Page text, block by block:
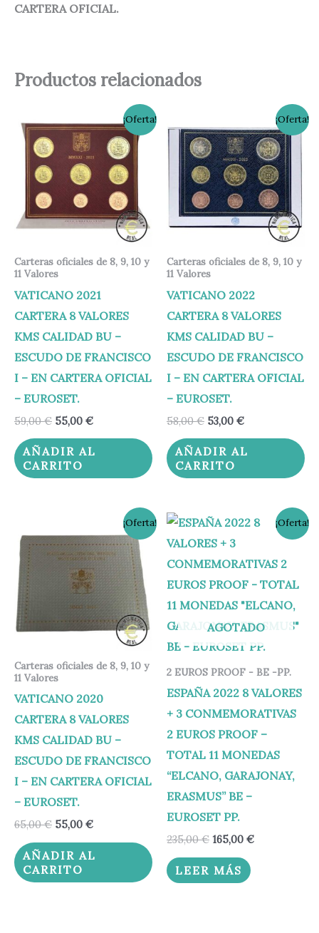
CARTERA OFICIAL.
Productos relacionados
¡Oferta!
Carteras oficiales de 8, 9, 10 y
11 Valores
VATICANO 2021
CARTERA 8 VALORES
KMS CALIDAD BU –
ESCUDO DE FRANCISCO
I – EN CARTERA OFICIAL
– EUROSET.
59,00€
precio
original
era:
59,00 €.
55,00 €
precio
actual
55,00 €.
AÑADIR AL
CARRITO
¡Oferta!
Carteras oficiales de 8, 9, 10 y
11 Valores
VATICANO 2022
CARTERA 8 VALORES
KMS CALIDAD BU –
ESCUDO DE FRANCISCO
I – EN CARTERA OFICIAL
– EUROSET.
58,00€
precio
original
era:
58,00 €.
53,00 €
precio
actual
es:
53,00 €.
AÑADIR AL
CARRITO
¡Oferta!
Carteras oficiales de 8, 9, 10 y
11 Valores
VATICANO 2020
CARTERA 8 VALORES
KMS CALIDAD BU –
ESCUDO DE FRANCISCO
I – EN CARTERA OFICIAL
– EUROSET.
65,00€
original
era:
65,00 €.
55,00 €
precio
actual
es:
55,00 €.
AÑADIR AL
CARRITO
¡Oferta!
AGOTADO
2 EUROS PROOF - BE -PP.
ESPAÑA 2022 8 VALORES
+ 3 CONMEMORATIVAS
2 EUROS PROOF –
TOTAL 11 MONEDAS
“ELCANO, GARAJONAY,
ERASMUS” BE –
EUROSET PP.
235,00€
El
precio
original
era:
235,00 €.
165,00 €
El
precio
es:
165,00 €.
LEER MÁS